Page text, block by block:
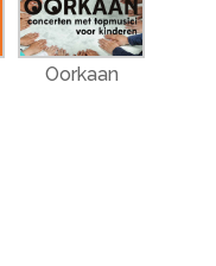
Oorkaan